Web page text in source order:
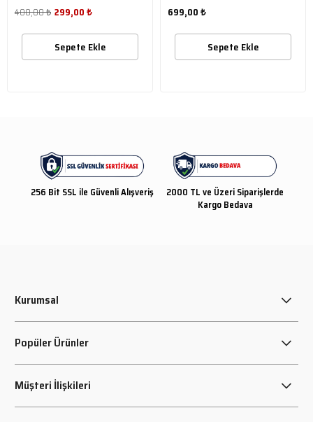
299,00 ₺
400,00 ₺
Sepete Ekle
699,00 ₺
Sepete Ekle
256 Bit SSL ile Güvenli Alışveriş
2000 TL ve Üzeri Siparişlerde
Kargo Bedava
Kurumsal
Popüler Ürünler
Müşteri İlişkileri